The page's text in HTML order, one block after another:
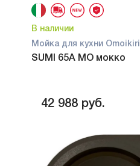
В наличии
Мойка для кухни Omoikiri
SUMI 65A MO мокко
42 988 руб.